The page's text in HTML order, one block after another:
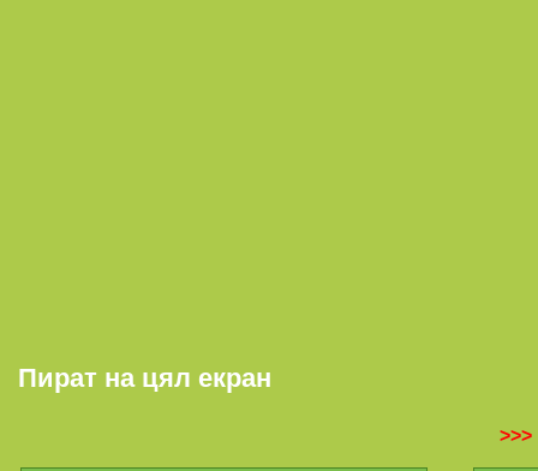
Пират на цял екран